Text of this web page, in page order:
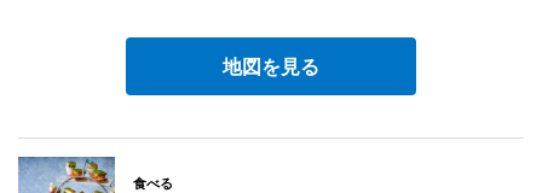
地図を見る
食べる